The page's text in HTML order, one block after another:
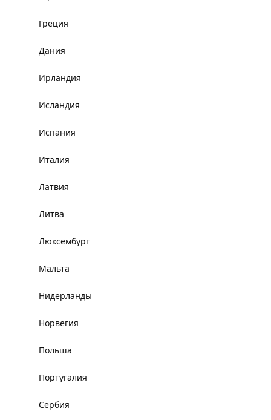
Греция
Дания
Ирландия
Исландия
Испания
Италия
Латвия
Литва
Люксембург
Мальта
Нидерланды
Норвегия
Польша
Португалия
Сербия